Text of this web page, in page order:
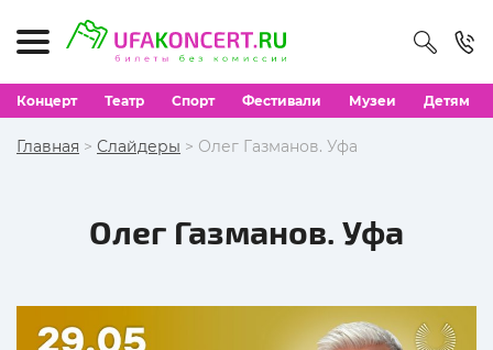
Концерт Театр Спорт Фестивали Музеи Детям
Главная > Слайдеры > Олег Газманов. Уфа
Олег Газманов. Уфа